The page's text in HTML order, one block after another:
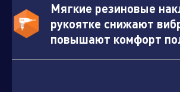
Мягкие резиновые
рукоятке снижают
повышают комфорт